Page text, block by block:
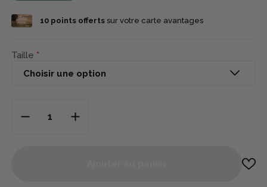
10points offertssur votre carte avantages
Taille